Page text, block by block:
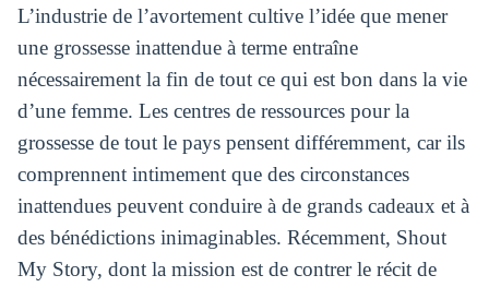
L’industrie de l’avortement cultive l’idée que mener
une grossesse inattendue à terme entraîne
nécessairement la fin de tout ce qui est bon dans la vie
d’une femme. Les centres de ressources pour la
grossesse de tout le pays pensent différemment, car ils
comprennent intimement que des circonstances
inattendues peuvent conduire à de grands cadeaux et à
des bénédictions inimaginables. Récemment, Shout
My Story, dont la mission est de contrer le récit de